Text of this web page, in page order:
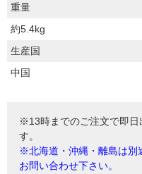
重量
約5.4kg
生産国
中国
※13時までのご注文で即日
す。
※北海道・沖縄・離島は別
お問い合わせ下さい。